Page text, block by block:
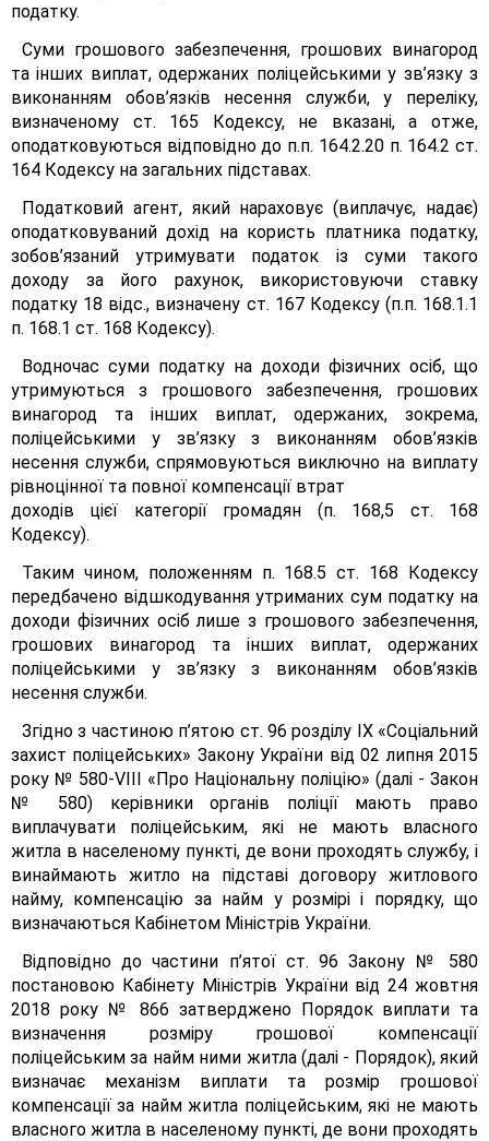
податку.
Суми грошового забезпечення, грошових винагород
та інших виплат, одержаних поліцейськими у зв’язку з
виконанням обов’язків несення служби, у переліку,
визначеному ст. 165 Кодексу, не вказані, а отже,
оподатковуються відповідно до п.п. 164.2.20 п. 164.2 ст.
164 Кодексу на загальних підставах.
Податковий агент, який нараховує (виплачує, надає)
оподатковуваний дохід на користь платника податку,
зобов’язаний утримувати податок із суми такого
доходу за його рахунок, використовуючи ставку
податку 18 відс., визначену ст. 167 Кодексу (п.п. 168.1.1
п. 168.1 ст. 168 Кодексу).
Водночас суми податку на доходи фізичних осіб, що
утримуються з грошового забезпечення, грошових
винагород та інших виплат, одержаних, зокрема,
поліцейськими у зв’язку з виконанням обов’язків
несення служби, спрямовуються виключно на виплату
рівноцінної та повної компенсації втрат
доходів цієї категорії громадян (п. 168,5 ст. 168
Кодексу).
Таким чином, положенням п. 168.5 ст. 168 Кодексу
передбачено відшкодування утриманих сум податку на
доходи фізичних осіб лише з грошового забезпечення,
грошових винагород та інших виплат, одержаних
поліцейськими у зв’язку з виконанням обов’язків
несення служби.
Згідно з частиною п’ятою ст. 96 розділу IX «Соціальний
захист поліцейських» Закону України від 02 липня 2015
року № 580-VIII «Про Національну поліцію» (далі - Закон
№ 580) керівники органів поліції мають право
виплачувати поліцейським, які не мають власного
житла в населеному пункті, де вони проходять службу, і
винаймають житло на підставі договору житлового
найму, компенсацію за найм у розмірі і порядку, що
визначаються Кабінетом Міністрів України.
Відповідно до частини п’ятої ст. 96 Закону № 580
постановою Кабінету Міністрів України від 24 жовтня
2018 року № 866 затверджено Порядок виплати та
визначення розміру грошової компенсації
поліцейським за найм ними житла (далі - Порядок), який
визначає механізм виплати та розмір грошової
компенсації за найм житла поліцейським, які не мають
власного житла в населеному пункті, де вони проходять